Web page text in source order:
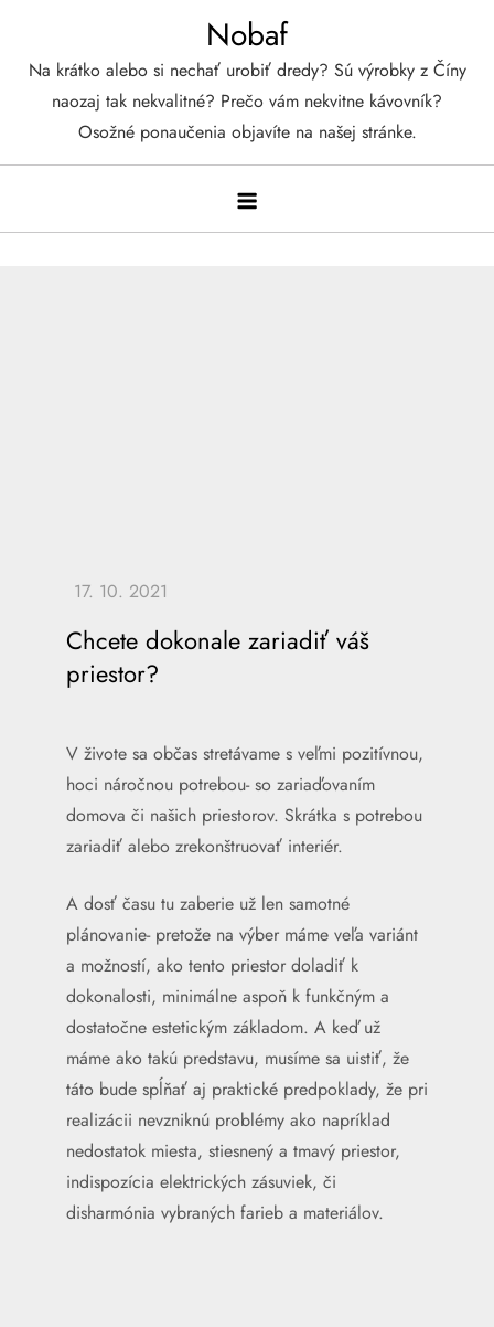
content
Nobaf
Na krátko alebo si nechať urobiť dredy? Sú výrobky z Číny
naozaj tak nekvalitné? Prečo vám nekvitne kávovník?
Osožné ponaučenia objavíte na našej stránke.
Chcete dokonale zariadiť váš
priestor?
V živote sa občas stretávame s veľmi pozitívnou,
hoci náročnou potrebou- so zariaďovaním
domova či našich priestorov. Skrátka s potrebou
zariadiť alebo zrekonštruovať interiér.
A dosť času tu zaberie už len samotné
plánovanie- pretože na výber máme veľa variánt
a možností, ako tento priestor doladiť k
dokonalosti, minimálne aspoň k funkčným a
dostatočne estetickým základom. A keď už
máme ako takú predstavu, musíme sa uistiť, že
táto bude spĺňať aj praktické predpoklady, že pri
realizácii nevzniknú problémy ako napríklad
nedostatok miesta, stiesnený a tmavý priestor,
indispozícia elektrických zásuviek, či
disharmónia vybraných farieb a materiálov.